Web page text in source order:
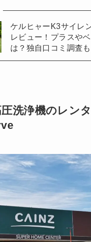
ケルヒャーK3サイレ
レビュー！プラスや
は？独自口コミ調査も
洗浄機のレンタ